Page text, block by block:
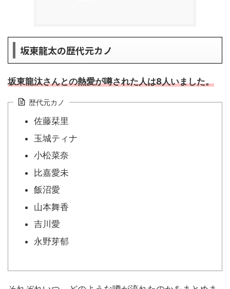
坂東龍太の歴代元カノ
坂東龍汰さんとの熱愛が噂された人は8人いました。
歴代元カノ
佐藤栞里
玉城ティナ
小松菜奈
比嘉愛未
飯沼愛
山本舞香
吉川愛
永野芽郁